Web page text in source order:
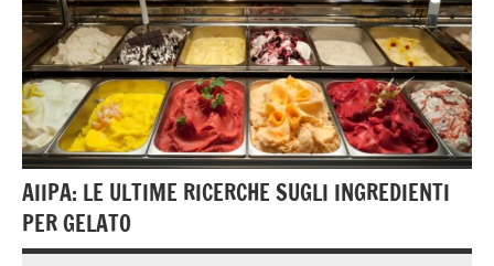
AIIPA: LE ULTIME RICERCHE SUGLI INGREDIENTI
PER GELATO